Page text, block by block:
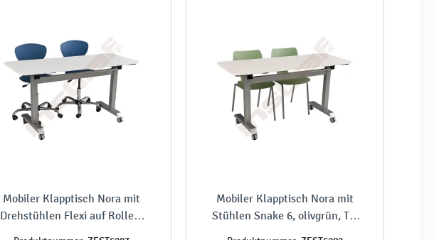
Mobiler Klapptisch Nora mit
Drehstühlen Flexi auf Rollen,
Mobiler Klapptisch Nora mit
Stühlen Snake 6, olivgrün, TH